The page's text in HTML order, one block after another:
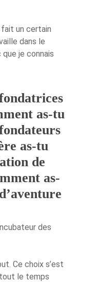
un certain
dans le
je connais
as-tu
as-tu
de
as-
des
Ce choix s’est
le temps